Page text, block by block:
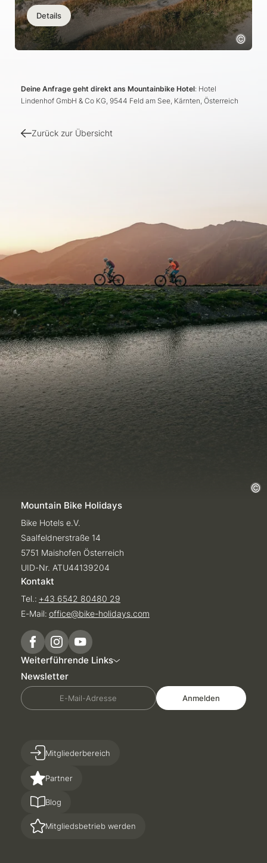
Details
Deine Anfrage geht direkt ans Mountainbike Hotel: Hotel
Lindenhof GmbH & Co KG, 9544 Feld am See, Kärnten, Österreich
Zurück zur Übersicht
Mountain Bike Holidays
Bike Hotels e.V.
Saalfeldnerstraße 14
5751 Maishofen Österreich
UID-Nr. ATU44139204
Kontakt
Tel.: +43 6542 80480 29
E-Mail: office@bike-holidays.com
Weiterführende Links
Newsletter
E-Mail-Adresse Anmelden
Partner
Blog
Mitgliedsbetrieb werden
Mitgliederbereich